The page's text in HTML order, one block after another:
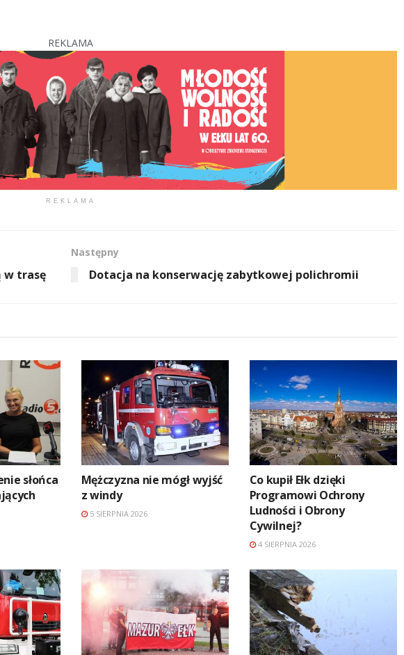
REKLAMA
REKLAMA
w trasę
Następny
Dotacja na konserwację zabytkowej polichromii
słońca
Mężczyzna nie mógł wyjść
z windy
5 SIERPNIA 2026
Co kupił Ełk dzięki
Programowi Ochrony
Ludności i Obrony
Cywilnej?
4 SIERPNIA 2026